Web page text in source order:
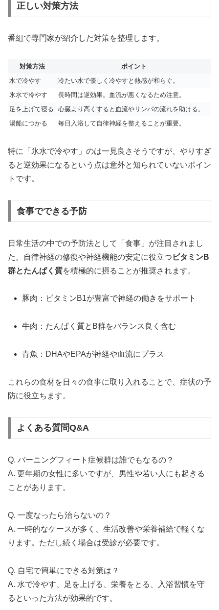
正しい対策方法
番組で専門家が紹介した対策を整理します。
対策方法
ポイント
水で冷やす
冷たい水で優しく冷やすと熱感が和らぐ。
氷水で冷やす
長時間は逆効果。血流が悪くなるため注意。
足を上げて寝る
心臓より高くすると血流やリンパの流れを助ける。
湯船につかる
毎日入浴して自律神経を整えることが重要。
特に「氷水で冷やす」のは一見良さそうですが、やりすぎ
ると逆効果になるという点は意外と知られていないポイン
トです。
食事でできる予防
日常生活の中での予防法として「食事」が注目されまし
た。自律神経の修復や神経機能の安定に役立つ ビタミンB
群とたんぱく質を積極的に摂ることが推奨されます。
豚肉：ビタミンB1が豊富で神経の働きをサポート
牛肉：たんぱく質とB群をバランス良く含む
青魚：DHAやEPAが神経や血流にプラス
これらの食材を日々の食事に取り入れることで、症状の予
防に役立ちます。
よくある質問Q&A
Q. バーニングフィート症候群は誰でもなるの？
A. 更年期の女性に多いですが、男性や若い人にも起きる
ことがあります。
Q. 一度なったら治らないの？
A. 一時的なケースが多く、生活改善や栄養補給で軽くな
ります。ただし続く場合は受診が必要です。
Q. 自宅で簡単にできる対策は？
A. 水で冷やす、足を上げる、栄養をとる、入浴習慣を守
るといった方法が効果的です。